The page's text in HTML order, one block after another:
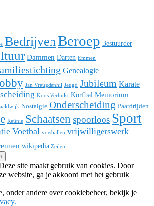
BedrijvenBeroep Bestuurder
Dammen Darten Emmen
Genealogie
Jan Vreugdenhil Jeugd Jubileum Karate
Koos Verhulst Korfbal Memorium
Nostalgie Onderscheiding Paardrijden
Reünie Schaatsen spoorloos Sport
Voetbal voetballen vrijwilligerswerk
wikipedia Zeilen
site maakt gebruik van cookies. Door
website, ga je akkoord met het gebruik
onder andere over cookiebeheer, bekijk je